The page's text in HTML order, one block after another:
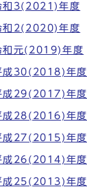
和3(2021)年度
和2(2020)年度
元(2019)年度
成30(2018)年度
成29(2017)年度
成28(2016)年度
成27(2015)年度
成26(2014)年度
成25(2013)年度